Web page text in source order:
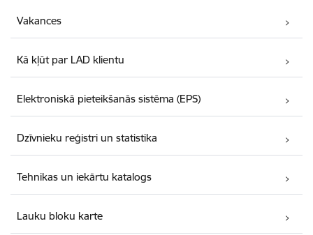
Vakances
Kā kļūt par LAD klientu
Elektroniskā pieteikšanās sistēma (EPS)
Dzīvnieku reģistri un statistika
Tehnikas un iekārtu katalogs
Lauku bloku karte